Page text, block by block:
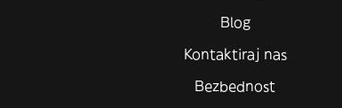
Blog
Kontaktiraj nas
Bezbednost